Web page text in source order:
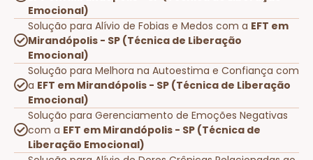
Emocional)
Solução para Alívio de Fobias e Medos com a EFT em
Mirandópolis - SP (Técnica de Liberação
Emocional)
Solução para Melhora na Autoestima e Confiança com
a EFT em Mirandópolis - SP (Técnica de Liberação
Emocional)
Solução para Gerenciamento de Emoções Negativas
com a EFT em Mirandópolis - SP (Técnica de
Liberação Emocional)